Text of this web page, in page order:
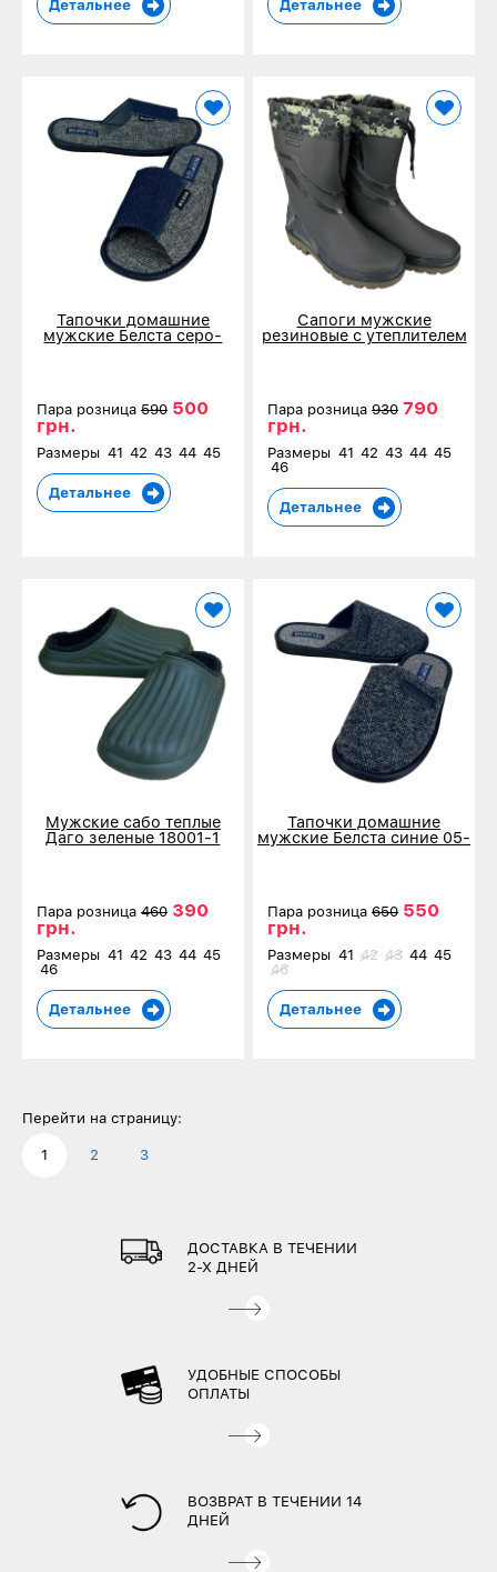
Детальнее Детальнее
Тапочки домашние
мужские Белста серо-
Пара розница 590 500
грн.
Размеры 41 42 43 44 45
Детальнее
Сапоги мужские
резиновые с утеплителем
5014 зеленые
Пара розница930 790
грн.
Размеры 41 42 43 44 45
46
Детальнее
Мужские сабо теплые
Даго зеленые 18001-1
Пара розница 460 390
грн.
Размеры 41 42 43 44 45
46
Детальнее
Тапочки домашние
мужские Белста синие 05-
Пара розница650 550
грн.
Размеры 41 42 43 44 45
46
Детальнее
Перейти на страницу:
1 2 3
ДОСТАВКА В ТЕЧЕНИИ
2-Х ДНЕЙ
УДОБНЫЕ СПОСОБЫ
ОПЛАТЫ
ВОЗВРАТ В ТЕЧЕНИИ 14
ДНЕЙ